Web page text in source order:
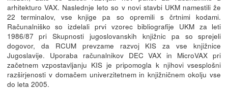
arhitekturo VAX. Naslednje leto so v novi stavbi UKM namestili že
22 terminalov, vse knjige pa so opremili s črtnimi kodami.
Računalniško so izdelali prvi vzorec bibliografije UKM za leti
1986/87 pri Skupnosti jugoslovanskih knjižnic pa so sprejeli
dogovor, da RCUM prevzame razvoj KIS za vse knjižnice
Jugoslavije. Uporaba računalnikov DEC VAX in MicroVAX pri
začetnem vzpostavljanju KIS je pripomogla k njihovi vsesplošni
razširjenosti v domačem univerzitetnem in knjižničnem okolju vse
do leta 2005.